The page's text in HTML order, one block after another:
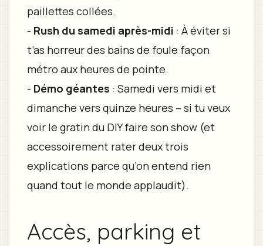
paillettes collées.
- Rush du samedi après-midi : À éviter si
t’as horreur des bains de foule façon
métro aux heures de pointe.
- Démo géantes : Samedi vers midi et
dimanche vers quinze heures – si tu veux
voir le gratin du DIY faire son show (et
accessoirement rater deux trois
explications parce qu’on entend rien
quand tout le monde applaudit).
Accès, parking et